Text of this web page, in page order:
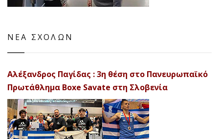
ΝΕΑ ΣΧΟΛΩΝ
Αλέξανδρος Παγίδας : 3η θέση στο Πανευρωπαϊκό
Πρωτάθλημα Boxe Savate στη Σλοβενία